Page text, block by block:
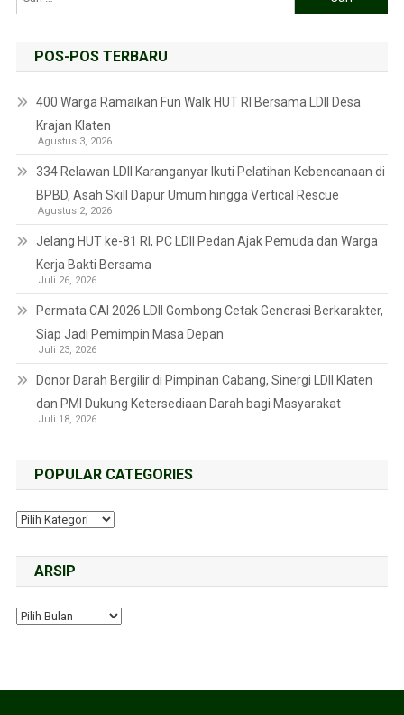
POS-POS TERBARU
400 Warga Ramaikan Fun Walk HUT RI Bersama LDII Desa
Krajan Klaten
Agustus 3, 2026
334 Relawan LDII Karanganyar Ikuti Pelatihan Kebencanaan di
BPBD, Asah Skill Dapur Umum hingga Vertical Rescue
Agustus 2, 2026
Jelang HUT ke-81 RI, PC LDII Pedan Ajak Pemuda dan Warga
Kerja Bakti Bersama
Juli 26, 2026
Permata CAI 2026 LDII Gombong Cetak Generasi Berkarakter,
Siap Jadi Pemimpin Masa Depan
Juli 23, 2026
Donor Darah Bergilir di Pimpinan Cabang, Sinergi LDII Klaten
dan PMI Dukung Ketersediaan Darah bagi Masyarakat
Juli 18, 2026
POPULAR CATEGORIES
ARSIP